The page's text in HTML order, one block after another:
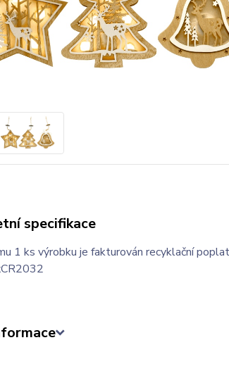
specifikace
1 ks výrobku je fakturován recyklační